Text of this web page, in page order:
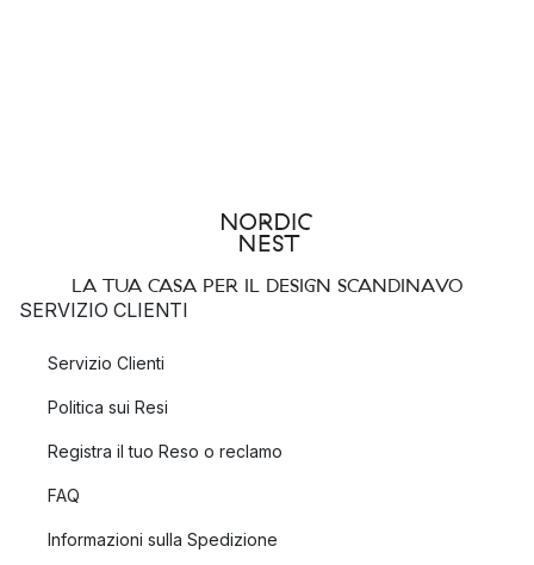
LA TUA CASA PER IL DESIGN SCANDINAVO
SERVIZIO CLIENTI
Servizio Clienti
Politica sui Resi
Registra il tuo Reso o reclamo
FAQ
Informazioni sulla Spedizione